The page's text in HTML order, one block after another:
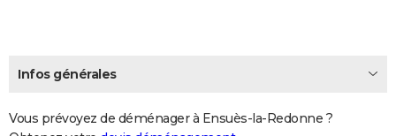
S'inscrire
Se connecter
Lycées
Collèges
Primaires
Universités
Entreprises
Service militaire
Avis de recherche
AVIS DE DÉCÈS
FORUM
Infos générales
Vous prévoyez de déménager à Ensuès-la-Redonne ?